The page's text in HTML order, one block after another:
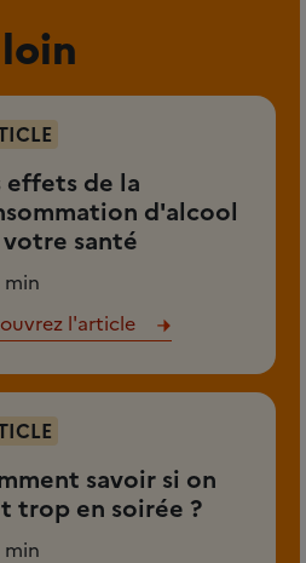
effets de la
d'alcool
votre santé
min
l'article
savoir si on
trop en soirée ?
min